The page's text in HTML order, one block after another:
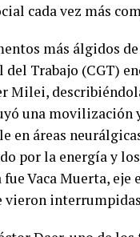
cada vez más
más álgidos
Trabajo (CGT)
Milei,
una movilización
en áreas
por la energía y
Vaca Muerta,
vieron